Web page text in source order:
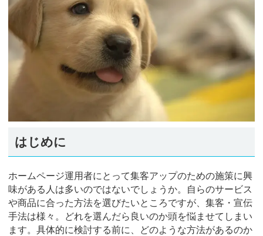
はじめに
ホームページ運用者にとって集客アップのための施策に興
味がある人は多いのではないでしょうか。自らのサービス
や商品に合った方法を選びたいところですが、集客・宣伝
手法は様々。どれを選んだら良いのか頭を悩ませてしまい
ます。具体的に検討する前に、どのような方法があるのか